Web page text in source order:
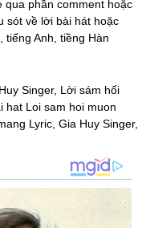
qua phần comment hoặc
sót về lời bài hát hoặc
tiếng Anh, tiềng Hàn
Singer, Lời sám hối
hat Loi sam hoi muon
Lyric, Gia Huy Singer,